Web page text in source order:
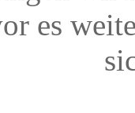
es